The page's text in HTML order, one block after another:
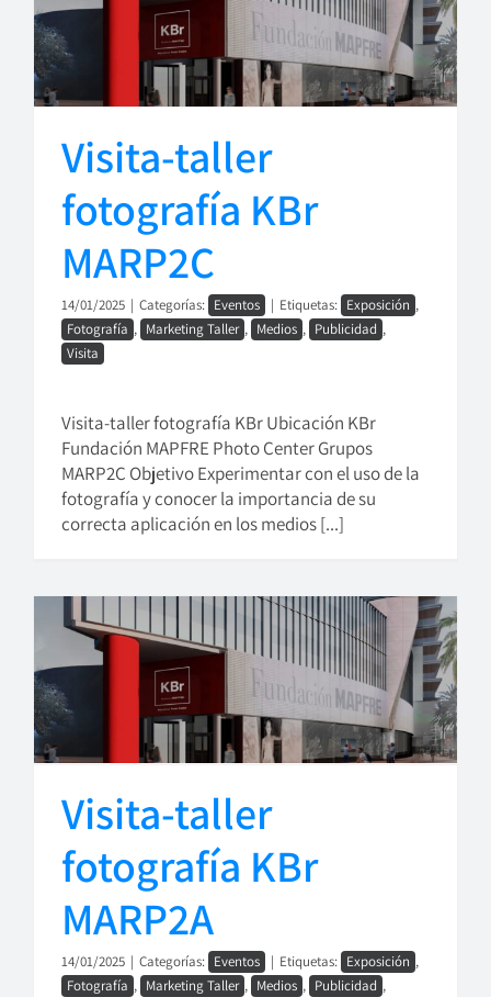
Visita-taller
fotografía KBr
MARP2C
14/01/2025 | Categorías: Eventos | Etiquetas: Exposición ,
Fotografía , Marketing Taller , Medios , Publicidad ,
Visita
Visita-taller fotografía KBr Ubicación KBr
Fundación MAPFRE Photo Center Grupos
MARP2C Objetivo Experimentar con el uso de la
fotografía y conocer la importancia de su
correcta aplicación en los medios [...]
Visita-taller
fotografía KBr
MARP2A
14/01/2025 | Categorías: Eventos | Etiquetas: Exposición ,
Fotografía , Marketing Taller , Medios , Publicidad ,